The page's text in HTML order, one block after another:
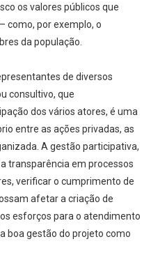
os valores públicos que
como, por exemplo, o
da população.
de diversos
consultivo, que
dos vários atores, é uma
entre as ações privadas, as
A gestão participativa,
transparência em processos
verificar o cumprimento de
afetar a criação de
esforços para o atendimento
boa gestão do projeto como